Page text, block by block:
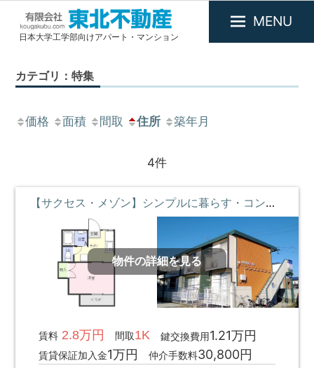
有
会
東
産
日本大学工学部向けアパート・マンション
MENU
カテゴリ：特集
価格 面積 間取 住所 築年月
4件
【サクセス・メゾン】シンプルに暮らす・コンビニとスーパーの近くに暮らす ②階 **即入居募集中**
物件の詳細を見る
賃料2.8万円 間取1K 鍵交換費用1.21万円
賃貸保証加入金1万円 仲介手数料30,800円